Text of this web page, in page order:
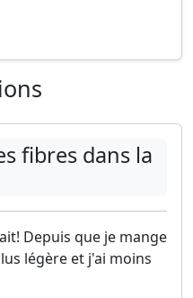
fibres dans la
Depuis que je mange
légère et j'ai moins